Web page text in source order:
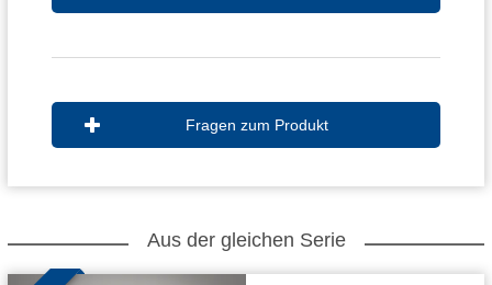
Fragen zum Produkt
Aus der gleichen Serie